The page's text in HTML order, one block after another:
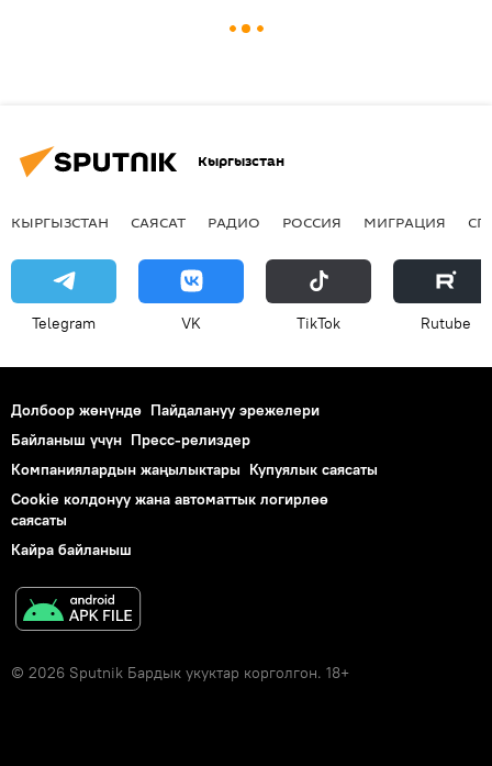
Кыргызстан
КЫРГЫЗСТАН САЯСАТ РАДИО РОССИЯ МИГРАЦИЯ
Telegram VK ТikТоk Rutube
Долбоор жөнүндө Пайдалануу эрежелери
Байланыш үчүн Пресс-релиздер
Компаниялардын жаңылыктары Купуялык саясаты
Cookie колдонуу жана автоматтык логирлөө
саясаты
Кайра байланыш
© 2026 Sputnik Бардык укуктар корголгон. 18+